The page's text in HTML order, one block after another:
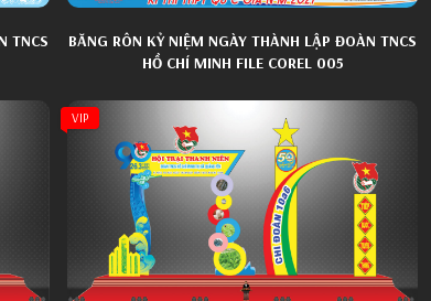
TNCS
BĂNG RÔN KỶ NIỆM NGÀY THÀNH LẬP ĐOÀN TNCS
HỒ CHÍ MINH FILE COREL 005
VIP